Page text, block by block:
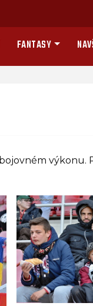
FANTASY
výkonu.